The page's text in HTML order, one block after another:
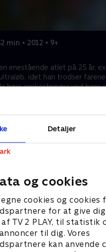
Detaljer
og cookies
cookies og cookies
for at give
TV 2 PLAY, til statistik
til dig. Vores
kan anvende
min • 2012 • 9+
enestående atlet på 25 år,
idet han trodser
høje omkostninger ved
en drivkraft, der viser
hos dem, der er født i så